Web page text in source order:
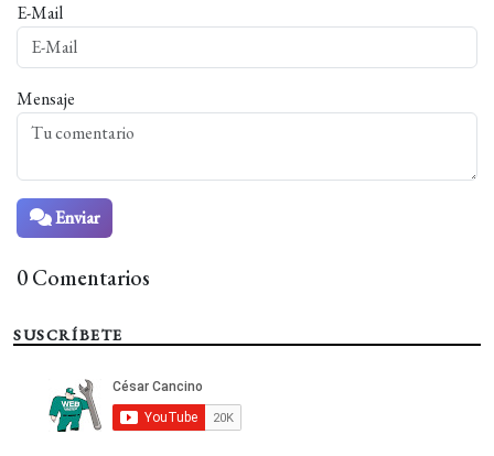
E-Mail
Mensaje
Enviar
0 Comentarios
SUSCRÍBETE